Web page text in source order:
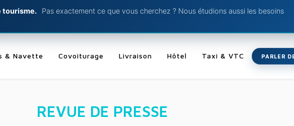
tourisme.
Pas exactement ce que vous cherchez ? Nous étudions aussi les besoins
& Navette Covoiturage Livraison Hôtel Taxi & VTC PARLER
REVUE DE PRESSE